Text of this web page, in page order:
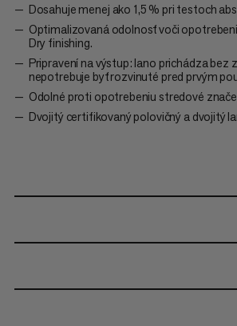
Dosahuje menej ako 1,5 % pri testoch
Optimalizovaná odolnosť voči
Dry finishing.
Pripravení na výstup: lano prichádza bez
nepotrebuje byť rozvinuté pred prvým
Odolné proti opotrebeniu stredové
Dvojitý certifikovaný polovičný a dvojitý